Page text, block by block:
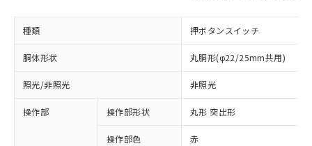
種類 押ボタンスイッチ
胴体形状 丸胴形(φ22/25mm共用)
照光/非照光 非照光
操作部 操作部形状 丸形 突出形
操作部色 赤